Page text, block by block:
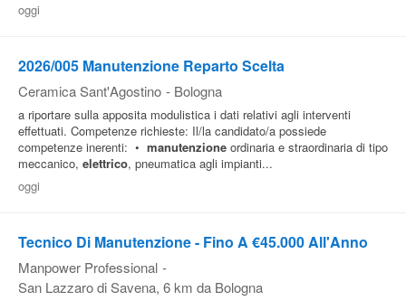
oggi
2026/005 Manutenzione Reparto Scelta
Ceramica Sant'Agostino - Bologna
a riportare sulla apposita modulistica i dati relativi agli interventi
effettuati. Competenze richieste: Il/la candidato/a possiede
competenze inerenti: • manutenzione ordinaria e straordinaria di tipo
meccanico, elettrico, pneumatica agli impianti...
oggi
Tecnico Di Manutenzione - Fino A €45.000 All'Anno
Manpower Professional -
San Lazzaro di Savena, 6 km da Bologna